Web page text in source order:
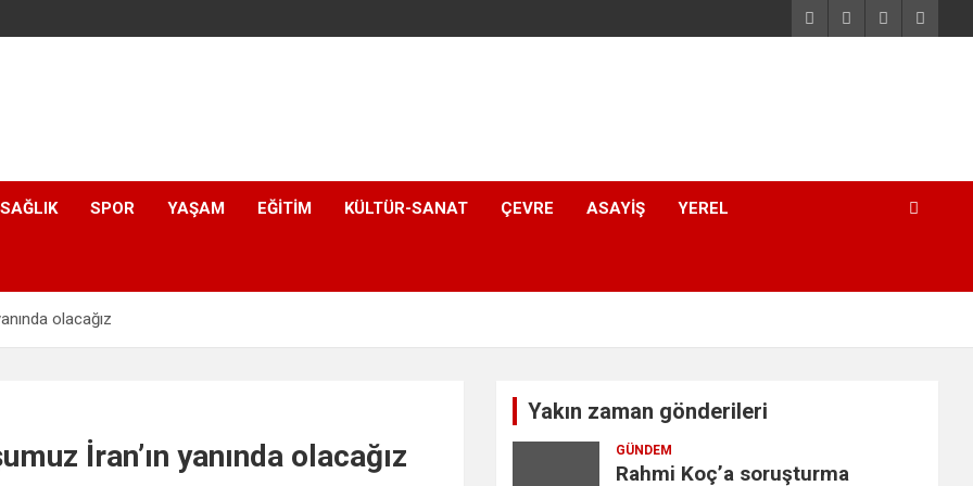
SAĞLIK SPOR YAŞAM EĞITIM KÜLTÜR-SANAT ÇEVRE ASAYIŞ YEREL
olacağız
İran’ın yanında olacağız
Yakın zaman gönderileri
GÜNDEM
Rahmi Koç’a soruşturma